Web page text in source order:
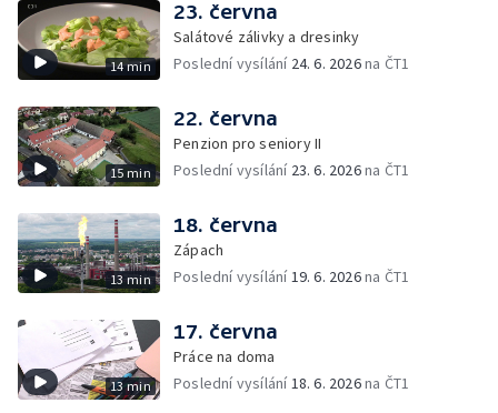
14 min
23. června
Salátové zálivky a dresinky
Poslední vysílání 24. 6. 2026na ČT1
15 min
22. června
Penzion pro seniory II
Poslední vysílání 23. 6. 2026na ČT1
13 min
18. června
Zápach
Poslední vysílání19. 6. 2026na ČT1
13 min
17. června
Práce na doma
Poslední vysílání18. 6. 2026na ČT1